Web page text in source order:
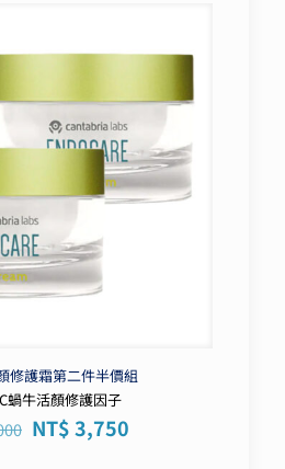
修護霜第二件半價組
蝸牛活顏修護因子
原
NT$3,750